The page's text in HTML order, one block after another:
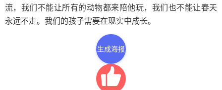
流，我们不能让所有的动物都来陪他玩，我们也不能让春天
永远不走。我们的孩子需要在现实中成长。
生成海报